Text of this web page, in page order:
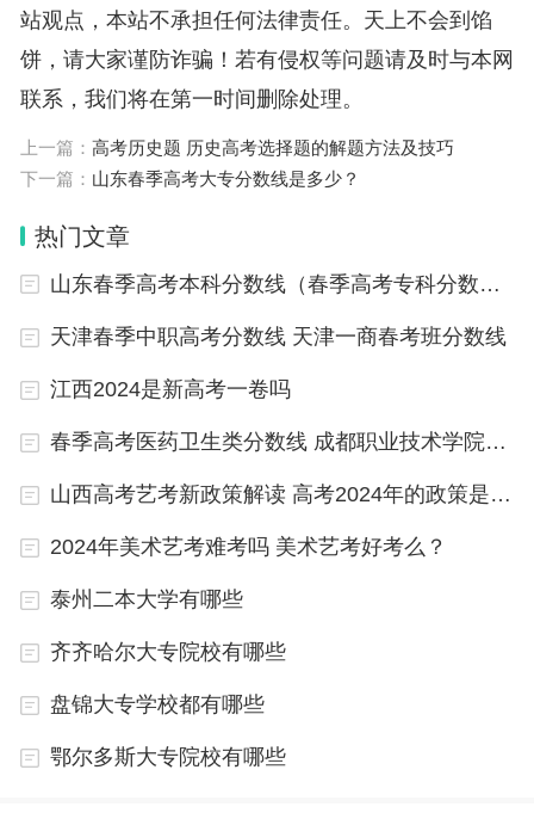
平和兴趣爱好。
因此，在备考时需要根据自身情况和要求选择适合自
年教育部正式提出“定向招生，定向分配”的方法。
规定中央部门或国防科工委系统所属的某些院校，按
一定比例实行面向农村或农场、牧场、油田、矿区等
考科目，后来理科又增加了生物科。
数学、英语，理科加考物理、化学；文科加考思想政
治、历史。同时在招生方面实行了国家计划招生、用
2024年英语会退出高考吗
2022年不会全面取消高考英语,教育部的说法是英语
不会在短时间之内被取消,但是英语会不断地进行改
站观点，本站不承担任何法律责任。天上不会到馅
饼，请大家谨防诈骗！若有侵权等问题请及时与本网
联系，我们将在第一时间删除处理。
上一篇： 高考历史题 历史高考选择题的解题方法及技巧
下一篇： 山东春季高考大专分数线是多少？
热门文章
山东春季高考本科分数线（春季高考专科分数线）
天津春季中职高考分数线 天津一商春考班分数线
江西2024是新高考一卷吗
春季高考医药卫生类分数线 成都职业技术学院单招录取线
山西高考艺考新政策解读 高考2024年的政策是怎样的
2024年美术艺考难考吗 美术艺考好考么？
泰州二本大学有哪些
齐齐哈尔大专院校有哪些
盘锦大专学校都有哪些
鄂尔多斯大专院校有哪些